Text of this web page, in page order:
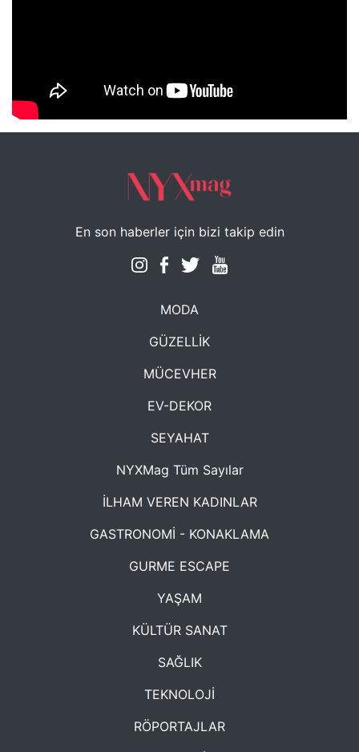
NYXmag 2. Yaş Kutlama Etkinliği
En son haberler için bizi takip edin
MODA
GÜZELLİK
MÜCEVHER
EV-DEKOR
SEYAHAT
NYXMag Tüm Sayılar
İLHAM VEREN KADINLAR
GASTRONOMİ - KONAKLAMA
GURME ESCAPE
YAŞAM
KÜLTÜR SANAT
SAĞLIK
TEKNOLOJİ
RÖPORTAJLAR